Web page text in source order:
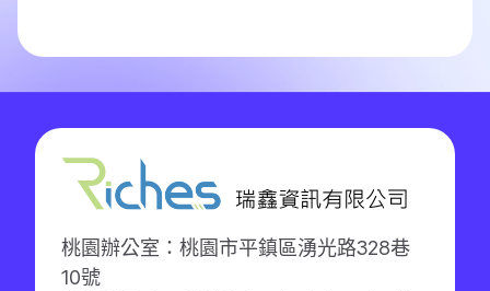
桃園辦公室：桃園市平鎮區湧光路328巷
10號